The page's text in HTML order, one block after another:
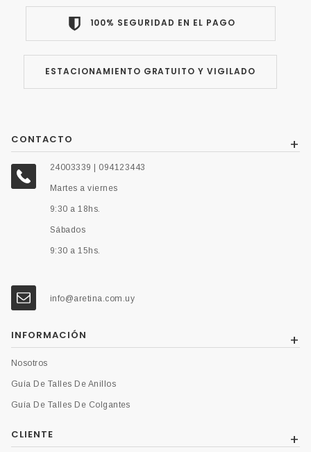
100% SEGURIDAD EN EL PAGO
ESTACIONAMIENTO GRATUITO Y VIGILADO
CONTACTO
24003339 | 094123443
Martes a viernes
9:30 a 18hs.
Sábados
9:30 a 15hs.
info@aretina.com.uy
INFORMACIÓN
Nosotros
Guía De Talles De Anillos
Guía De Talles De Colgantes
CLIENTE